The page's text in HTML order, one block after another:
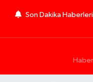
Son Dakika Haberleri
Haber